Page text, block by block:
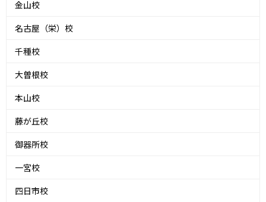
金山校
名古屋（栄）校
千種校
大曽根校
本山校
藤が丘校
御器所校
一宮校
四日市校